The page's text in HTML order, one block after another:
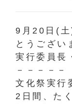
9月20日(
とうござい
実行委員長
－－－－－
文化祭実行
2日間、た